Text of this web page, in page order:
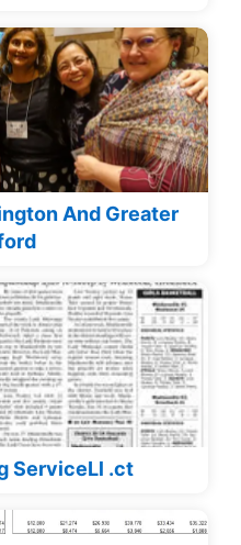
And Greater
ServiceLl .ct